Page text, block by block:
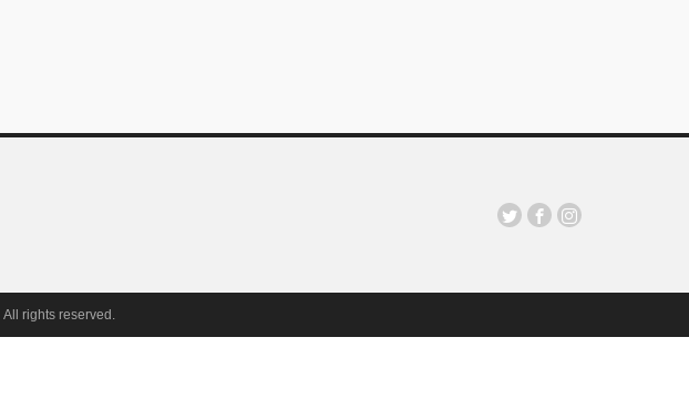
All rights reserved.